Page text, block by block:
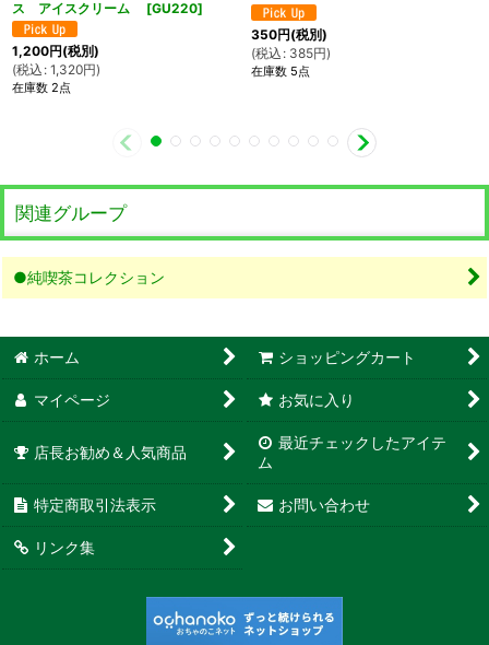
ス アイスクリーム
[GU220]
1,200円(税別)
(税込 : 1,320円)
在庫数 2点
350円(税別)
(税込 : 385円)
在庫数 5点
関連グループ
●純喫茶コレクション
ホーム ショッピングカート
マイページ お気に入り
店長お勧め＆人気商品
最近チェックしたアイテ
ム
特定商取引法表示 お問い合わせ
リンク集